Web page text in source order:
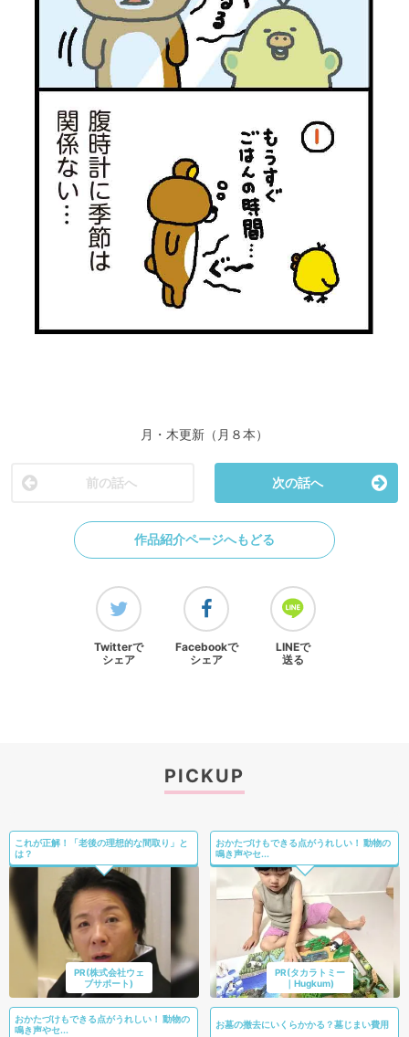
月・木更新（月８本）
前の話へ 次の話へ
作品紹介ページへもどる
Twitterで
シェア
Facebookで
シェア
LINEで
送る
PICKUP
これが正解！「老後の理想的な間取り」と
は？
PR(株式会社ウェ
ブサポート)
おかたづけもできる点がうれしい！ 動物の
鳴き声やセ...
PR(タカラトミー
｜Hugkum)
おかたづけもできる点がうれしい！ 動物の
鳴き声やセ...
お墓の撤去にいくらかかる？墓じまい費用